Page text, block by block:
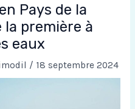
Pays de la
première à
eaux
/ 18 septembre 2024